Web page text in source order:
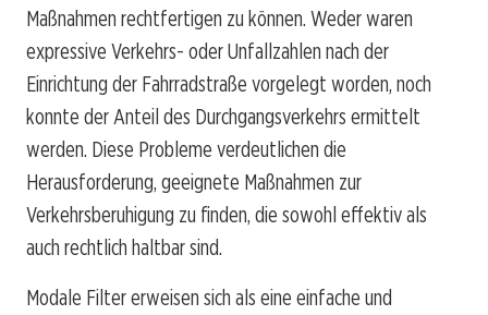
Maßnahmen rechtfertigen zu können. Weder waren
expressive Verkehrs- oder Unfallzahlen nach der
Einrichtung der Fahrradstraße vorgelegt worden, noch
konnte der Anteil des Durchgangsverkehrs ermittelt
werden. Diese Probleme verdeutlichen die
Herausforderung, geeignete Maßnahmen zur
Verkehrsberuhigung zu finden, die sowohl effektiv als
auch rechtlich haltbar sind.
Modale Filter erweisen sich als eine einfache und